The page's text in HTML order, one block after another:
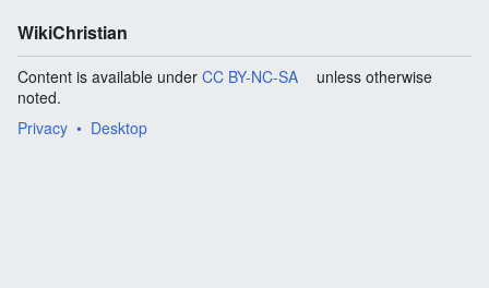
WikiChristian
Content is available under CC BY-NC-SA
unless otherwise
noted.
Privacy
Desktop